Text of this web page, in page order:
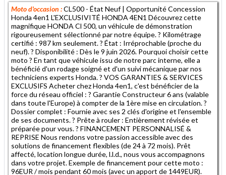
Moto d'occasion :CL500 - État Neuf | Opportunité Concession
Honda 4en1 L'EXCLUSIVITÉ HONDA 4EN1 Découvrez cette
magnifique HONDA Cl 500, un véhicule de démonstration
rigoureusement sélectionné par notre équipe. ? Kilométrage
certifié : 987 km seulement. ? État : Irréprochable (proche du
neuf). ? Disponibilité : Dès le 9 juin 2026. Pourquoi choisir cette
moto ? En tant que véhicule issu de notre parc interne, elle a
bénéficié d'un rodage soigné et d'un suivi mécanique par nos
techniciens experts Honda. ? VOS GARANTIES & SERVICES
EXCLUSIFS Acheter chez Honda 4en1, c'est bénéficier de la
force du réseau officiel : ? Garantie Constructeur 6 ans (valable
dans toute l'Europe) à compter de la 1ère mise en circulation. ?
Dossier complet : Fournie avec ses 2 clés d'origine et l'ensemble
de ses documents. ? Prête à rouler : Entièrement révisée et
préparée pour vous. ? FINANCEMENT PERSONNALISÉ &
REPRISE Nous rendons votre passion accessible avec des
solutions de financement flexibles (de 24 à 72 mois). Prêt
affecté, location longue durée, l.l.d., nous vous accompagnons
dans votre projet. Exemple de financement pour cette moto :
96EUR / mois pendant 60 mois (avec un apport de 1449EUR).